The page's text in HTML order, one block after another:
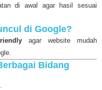
di awal agar hasil sesuai
di Google?
agar website mudah
Bidang